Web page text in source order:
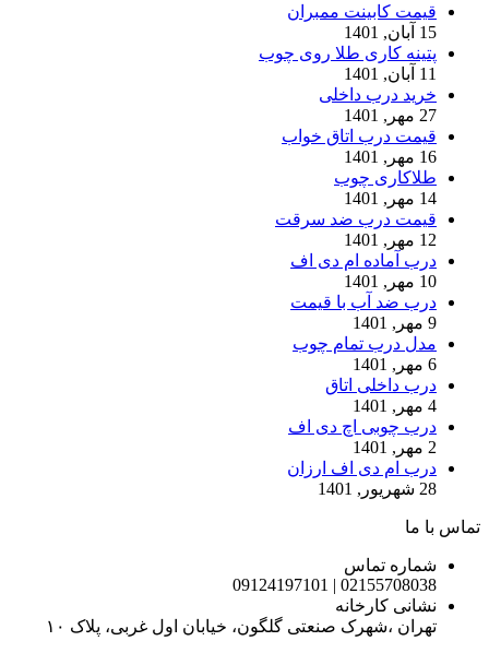
قیمت کابینت ممبران
15 آبان, 1401
پتینه کاری طلا روی چوب
11 آبان, 1401
خرید درب داخلی
27 مهر, 1401
قیمت درب اتاق خواب
16 مهر, 1401
طلاکاری چوب
14 مهر, 1401
قیمت درب ضد سرقت
12 مهر, 1401
درب آماده ام دی اف
10 مهر, 1401
درب ضد آب با قیمت
9 مهر, 1401
مدل درب تمام چوب
6 مهر, 1401
درب داخلی اتاق
4 مهر, 1401
درب چوبی اچ دی اف
2 مهر, 1401
درب ام دی اف ارزان
28 شهریور, 1401
تماس با ما
شماره تماس
02155708038 | 09124197101
نشانی کارخانه
تهران ،شهرک صنعتی گلگون، خیابان اول غربی، پلاک ۱۰